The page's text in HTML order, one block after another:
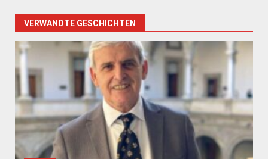
VERWANDTE GESCHICHTEN